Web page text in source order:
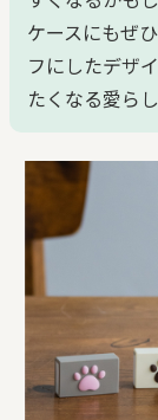
ケースにもぜ
フにしたデザ
たくなる愛ら